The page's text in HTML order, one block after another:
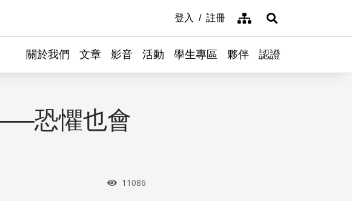
登入 註冊 網站導覽展開搜尋
關於我們 文章 影音 活動 學生專區 夥伴 認證
恐懼也會
瀏覽次數
11086